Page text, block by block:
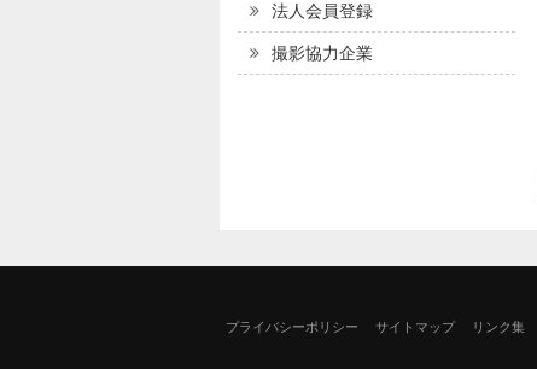
法人会員登録
撮影協力企業
プライバシーポリシー サイトマップ リンク集